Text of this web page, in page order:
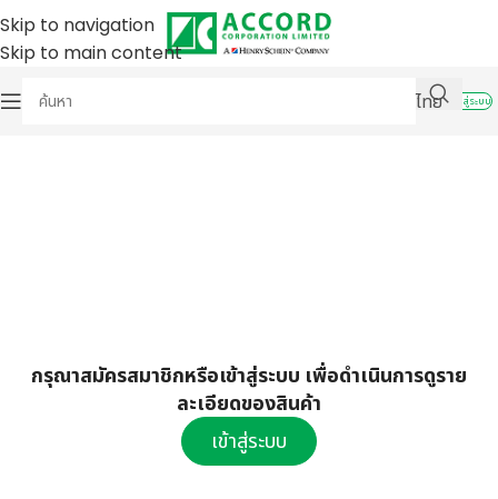
Skip to navigation
Skip to main content
ไทย
เข้าสู่ระบบ
กรุณาสมัครสมาชิกหรือเข้าสู่ระบบ เพื่อดำเนินการดูราย
ละเอียดของสินค้า
เข้าสู่ระบบ